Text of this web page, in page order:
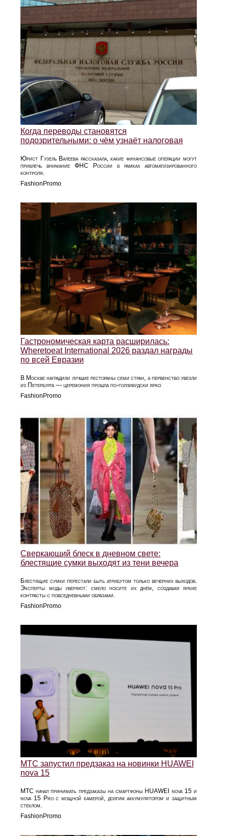
Когда переводы становятся
подозрительными: о чём узнаёт налоговая
Юрист Гузель Валеева рассказала, какие финансовые операции могут
привлечь внимание ФНС России в рамках автоматизированного
контроля.
FashionPromo
Гастрономическая карта расширилась:
Wheretoeat International 2026 раздал награды
по всей Евразии
В Москве наградили лучшие рестораны семи стран, а первенство увезли
из Петербурга — церемония прошла по-голливудски ярко
FashionPromo
Сверкающий блеск в дневном свете:
блестящие сумки выходят из тени вечера
Блестящие сумки перестали быть атрибутом только вечерних выходов.
Эксперты моды уверяют: смело носите их днём, создавая яркие
контрасты с повседневными образами.
FashionPromo
МТС запустил предзаказ на новинки HUAWEI
nova 15
МТС начал принимать предзаказы на смартфоны HUAWEI nova 15 и
nova 15 Pro с мощной камерой, долгим аккумулятором и защитным
стеклом.
FashionPromo